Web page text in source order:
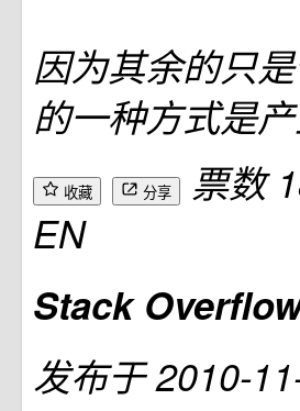
因为其余的只
的一种方式是
收藏 分享
票数
EN
Stack
发布于2010-